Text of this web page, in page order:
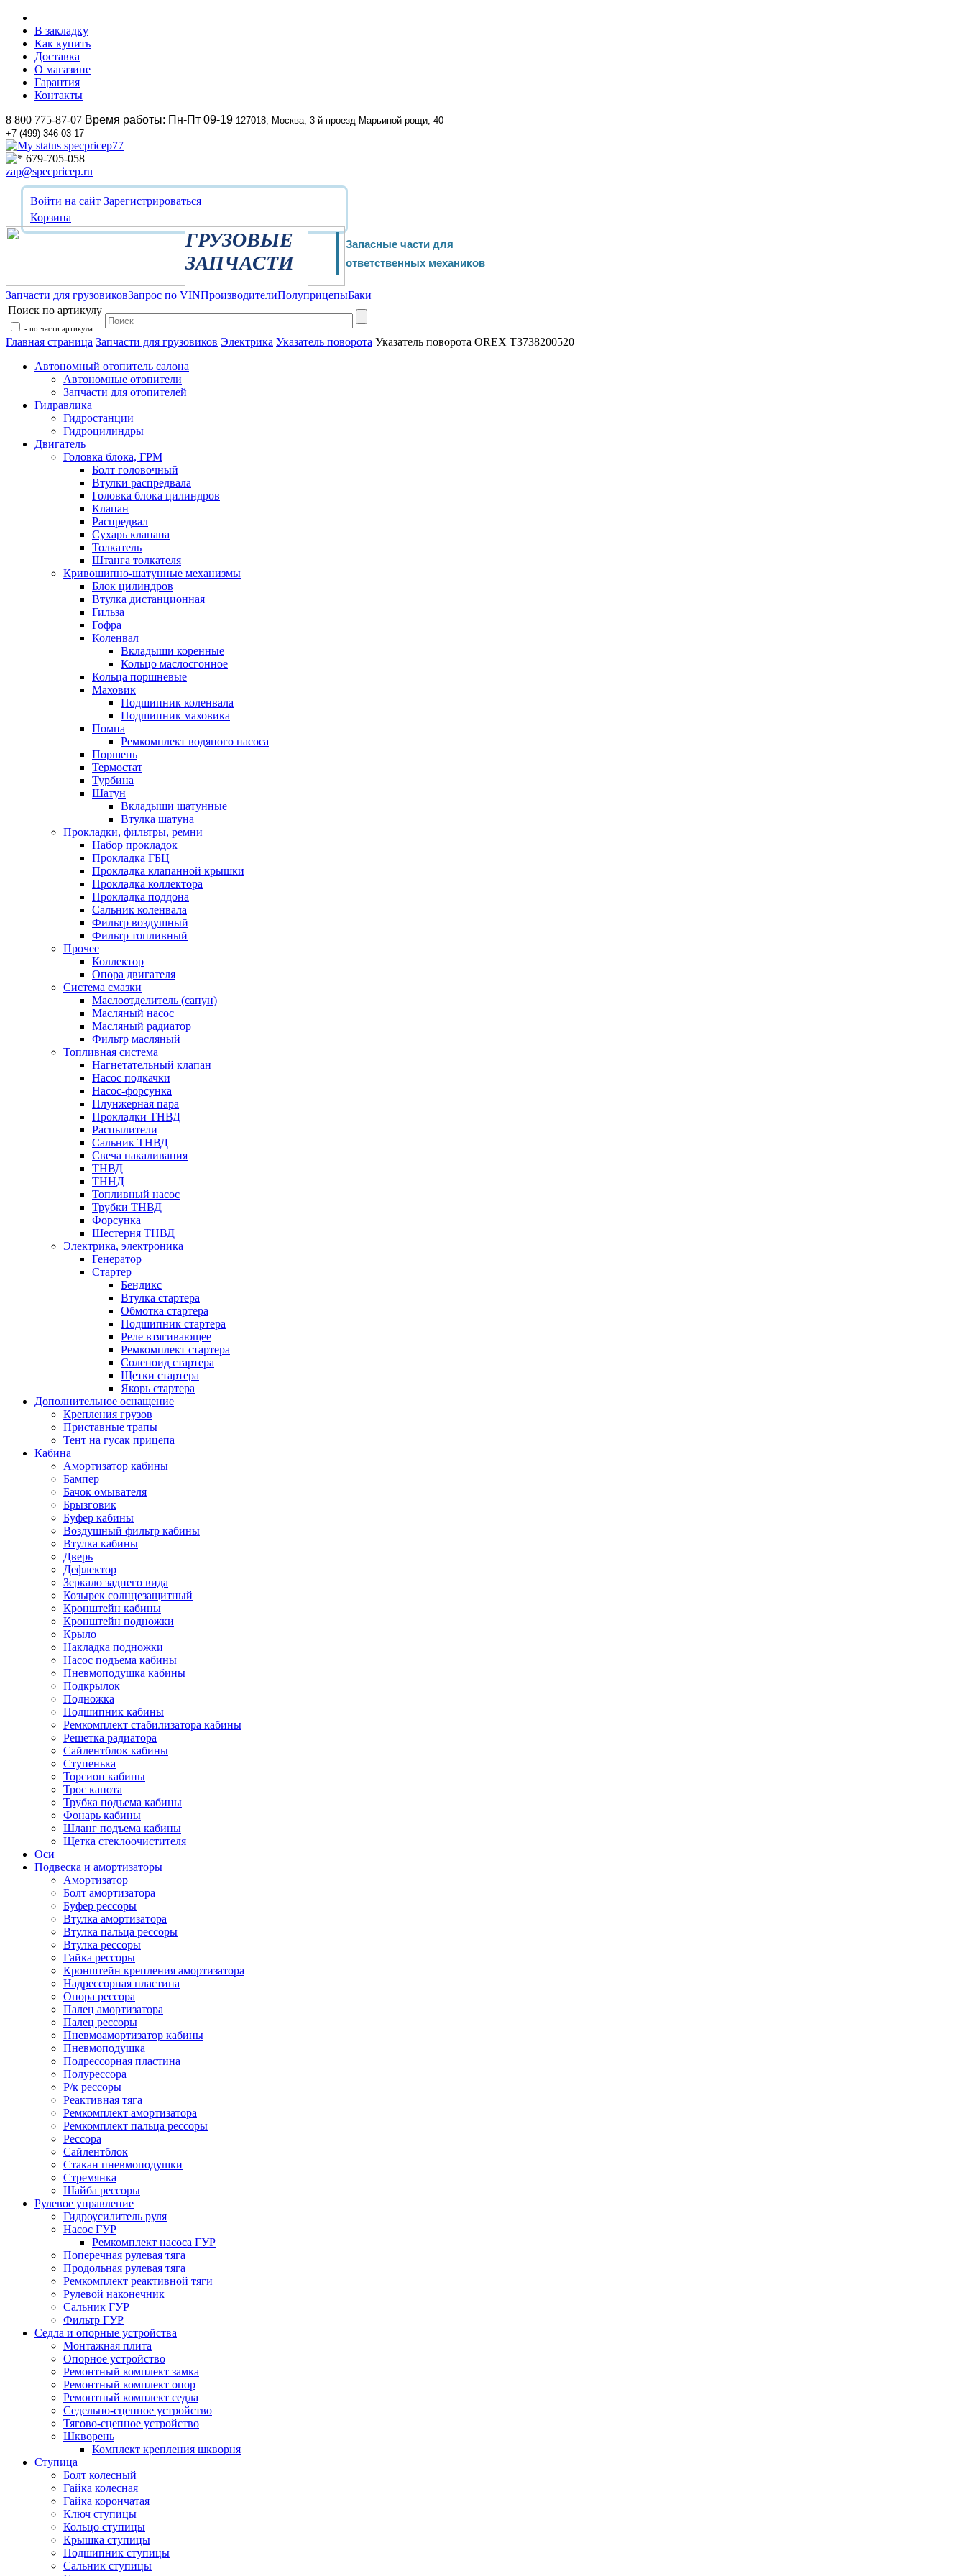
В закладку
Как купить
Доставка
О магазине
Гарантия
Контакты
8 800 775-87-07 Время работы: Пн-Пт 09-19 127018, Москва, 3-й проезд Марьиной рощи, 40
+7 (499) 346-03-17
specpricep77
679-705-058
zap@specpricep.ru
Войти на сайт Зарегистрироваться
Корзина
ГРУЗОВЫЕ
ЗАПЧАСТИ
Запасные части для
ответственных механиков
Запчасти для грузовиковЗапрос по VINПроизводителиПолуприцепыБаки
Поиск по артикулу
- по части артикула
Главная страница Запчасти для грузовиков Электрика Указатель поворота Указатель поворота OREX T3738200520
Автономный отопитель салона
Автономные отопители
Запчасти для отопителей
Гидравлика
Гидростанции
Гидроцилиндры
Двигатель
Головка блока, ГРМ
Болт головочный
Втулки распредвала
Головка блока цилиндров
Клапан
Распредвал
Сухарь клапана
Толкатель
Штанга толкателя
Кривошипно-шатунные механизмы
Блок цилиндров
Втулка дистанционная
Гильза
Гофра
Коленвал
Вкладыши коренные
Кольцо маслосгонное
Кольца поршневые
Маховик
Подшипник коленвала
Подшипник маховика
Помпа
Ремкомплект водяного насоса
Поршень
Термостат
Турбина
Шатун
Вкладыши шатунные
Втулка шатуна
Прокладки, фильтры, ремни
Набор прокладок
Прокладка ГБЦ
Прокладка клапанной крышки
Прокладка коллектора
Прокладка поддона
Сальник коленвала
Фильтр воздушный
Фильтр топливный
Прочее
Коллектор
Опора двигателя
Система смазки
Маслоотделитель (сапун)
Масляный насос
Масляный радиатор
Фильтр масляный
Топливная система
Нагнетательный клапан
Насос подкачки
Насос-форсунка
Плунжерная пара
Прокладки ТНВД
Распылители
Сальник ТНВД
Свеча накаливания
ТНВД
ТННД
Топливный насос
Трубки ТНВД
Форсунка
Шестерня ТНВД
Электрика, электроника
Генератор
Стартер
Бендикс
Втулка стартера
Обмотка стартера
Подшипник стартера
Реле втягивающее
Ремкомплект стартера
Соленоид стартера
Щетки стартера
Якорь стартера
Дополнительное оснащение
Крепления грузов
Приставные трапы
Тент на гусак прицепа
Кабина
Амортизатор кабины
Бампер
Бачок омывателя
Брызговик
Буфер кабины
Воздушный фильтр кабины
Втулка кабины
Дверь
Дефлектор
Зеркало заднего вида
Козырек солнцезащитный
Кронштейн кабины
Кронштейн подножки
Крыло
Накладка подножки
Насос подъема кабины
Пневмоподушка кабины
Подкрылок
Подножка
Подшипник кабины
Ремкомплект стабилизатора кабины
Решетка радиатора
Сайлентблок кабины
Ступенька
Торсион кабины
Трос капота
Трубка подъема кабины
Фонарь кабины
Шланг подъема кабины
Щетка стеклоочистителя
Оси
Подвеска и амортизаторы
Амортизатор
Болт амортизатора
Буфер рессоры
Втулка амортизатора
Втулка пальца рессоры
Втулка рессоры
Гайка рессоры
Кронштейн крепления амортизатора
Надрессорная пластина
Опора рессора
Палец амортизатора
Палец рессоры
Пневмоамортизатор кабины
Пневмоподушка
Подрессорная пластина
Полурессора
Р/к рессоры
Реактивная тяга
Ремкомплект амортизатора
Ремкомплект пальца рессоры
Рессора
Сайлентблок
Стакан пневмоподушки
Стремянка
Шайба рессоры
Рулевое управление
Гидроусилитель руля
Насос ГУР
Ремкомплект насоса ГУР
Поперечная рулевая тяга
Продольная рулевая тяга
Ремкомплект реактивной тяги
Рулевой наконечник
Сальник ГУР
Фильтр ГУР
Седла и опорные устройства
Монтажная плита
Опорное устройство
Ремонтный комплект замка
Ремонтный комплект опор
Ремонтный комплект седла
Седельно-сцепное устройство
Тягово-сцепное устройство
Шкворень
Комплект крепления шкворня
Ступица
Болт колесный
Гайка колесная
Гайка корончатая
Ключ ступицы
Кольцо ступицы
Крышка ступицы
Подшипник ступицы
Сальник ступицы